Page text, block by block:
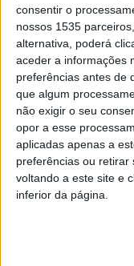
consentir o
nossos 1535
alternativa, poderá
aceder a informações
preferências antes de
que algum
não exigir o seu
opor a esse
aplicadas apenas a
preferências ou retirar
voltando a este site e
inferior da página.
PUBLICIDADE
PUBLICIDADE
PUBLICIDADE